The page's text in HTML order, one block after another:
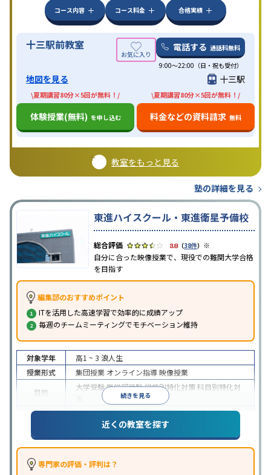
コース内容
コース料金 合格実績
十三駅前教室 電話する 通話料無料
9:00～22:00（日・祝も受付）
地図を見る 十三駅
\夏期講習80分×5回が無料！/
体験授業(無料) を申し込む
\夏期講習80分×5回が無料！/
料金などの資料請求 無料
教室をもっと見る
塾の詳細を見る
東進ハイスクール・東進衛星予備校
3.8（38件） ※
自分に合った映像授業で、現役での難関大学合格
を目指す
編集部のおすすめポイント
ITを活用した高速学習で効率的に成績アップ
毎週のチームミーティングでモチベーション維持
続きを見る
対象学年 高1 ~ 3 浪人生
授業形式
集団授業 オンライン指導映像授業
目的
大学受験医学部受験学校別特化対策科目別特化対
特待生・奨学金制度あり授業の振替可能学習に
PC・タブレットを利用1科目から受講可能
習のみの受講可
※2024年6月調査。大学受験塾・予備校のアンケート調査方法を参照
近くの教室を探す
専門家の評価・評判は？